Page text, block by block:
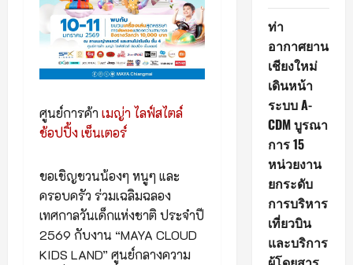
ศูนย์การค้า เมญ่า ไลฟ์สไตล์
ช้อปปิ้ง เซ็นเตอร์
ขอเชิญชวนน้องๆ หนูๆ และ
ครอบครัว ร่วมเฉลิมฉลอง
เทศกาลวันเด็กแห่งชาติ ประจำปี
2569 กับงาน “MAYA CLOUD
KIDS LAND” ศูนย์กลางความ
ท่า
อากาศยาน
เชียงใหม่
เดินหน้า
ระบบ A-
CDM บูรณา
การ 15
หน่วยงาน
ยกระดับ
การบริหาร
เที่ยวบิน
และบริการ